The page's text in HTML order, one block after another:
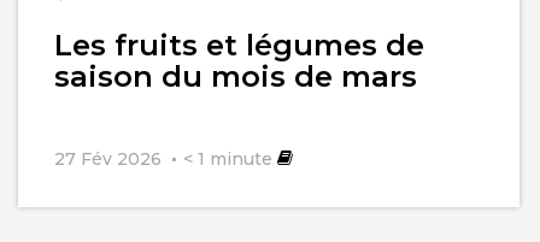
Les fruits et légumes de
saison du mois de mars
27 Fév 2026 < 1 minute